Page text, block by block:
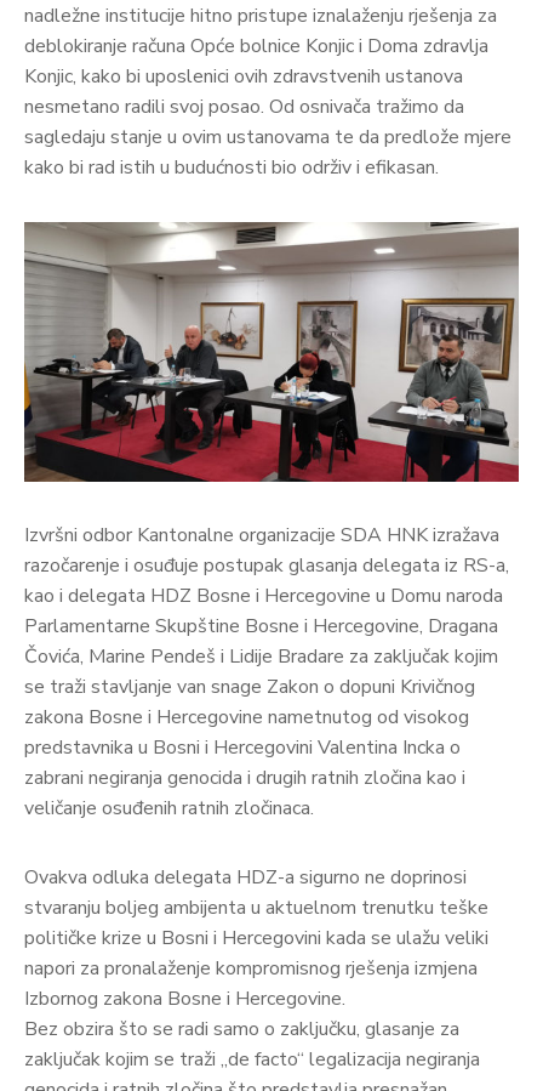
nadležne institucije hitno pristupe iznalaženju rješenja za
deblokiranje računa Opće bolnice Konjic i Doma zdravlja
Konjic, kako bi uposlenici ovih zdravstvenih ustanova
nesmetano radili svoj posao. Od osnivača tražimo da
sagledaju stanje u ovim ustanovama te da predlože mjere
kako bi rad istih u budućnosti bio održiv i efikasan.
Izvršni odbor Kantonalne organizacije SDA HNK izražava
razočarenje i osuđuje postupak glasanja delegata iz RS-a,
kao i delegata HDZ Bosne i Hercegovine u Domu naroda
Parlamentarne Skupštine Bosne i Hercegovine, Dragana
Čovića, Marine Pendeš i Lidije Bradare za zaključak kojim
se traži stavljanje van snage Zakon o dopuni Krivičnog
zakona Bosne i Hercegovine nametnutog od visokog
predstavnika u Bosni i Hercegovini Valentina Incka o
zabrani negiranja genocida i drugih ratnih zločina kao i
veličanje osuđenih ratnih zločinaca.
Ovakva odluka delegata HDZ-a sigurno ne doprinosi
stvaranju boljeg ambijenta u aktuelnom trenutku teške
političke krize u Bosni i Hercegovini kada se ulažu veliki
napori za pronalaženje kompromisnog rješenja izmjena
Izbornog zakona Bosne i Hercegovine.
Bez obzira što se radi samo o zaključku, glasanje za
zaključak kojim se traži „de facto“ legalizacija negiranja